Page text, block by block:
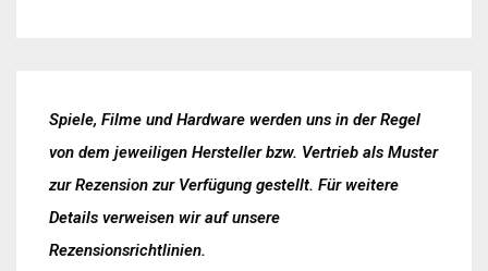
Spiele, Filme und Hardware werden uns in der Regel
von dem jeweiligen Hersteller bzw. Vertrieb als Muster
zur Rezension zur Verfügung gestellt. Für weitere
Details verweisen wir auf unsere
Rezensionsrichtlinien.